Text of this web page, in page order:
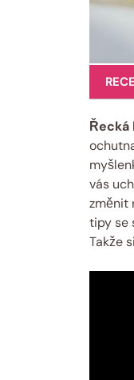
Řecká
vás
změnit
tipy se
Takže